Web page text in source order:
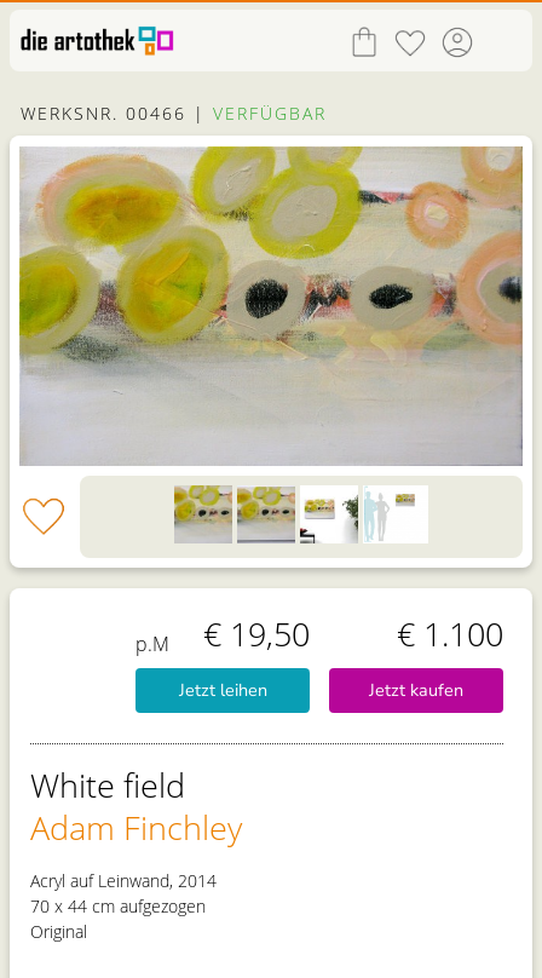
WERKSNR. 00466 | VERFÜGBAR
p.M € 19,50 € 1.100
Jetzt kaufen
Jetzt leihen
White field
Adam Finchley
Acryl auf Leinwand, 2014
70 x 44 cm aufgezogen
Original